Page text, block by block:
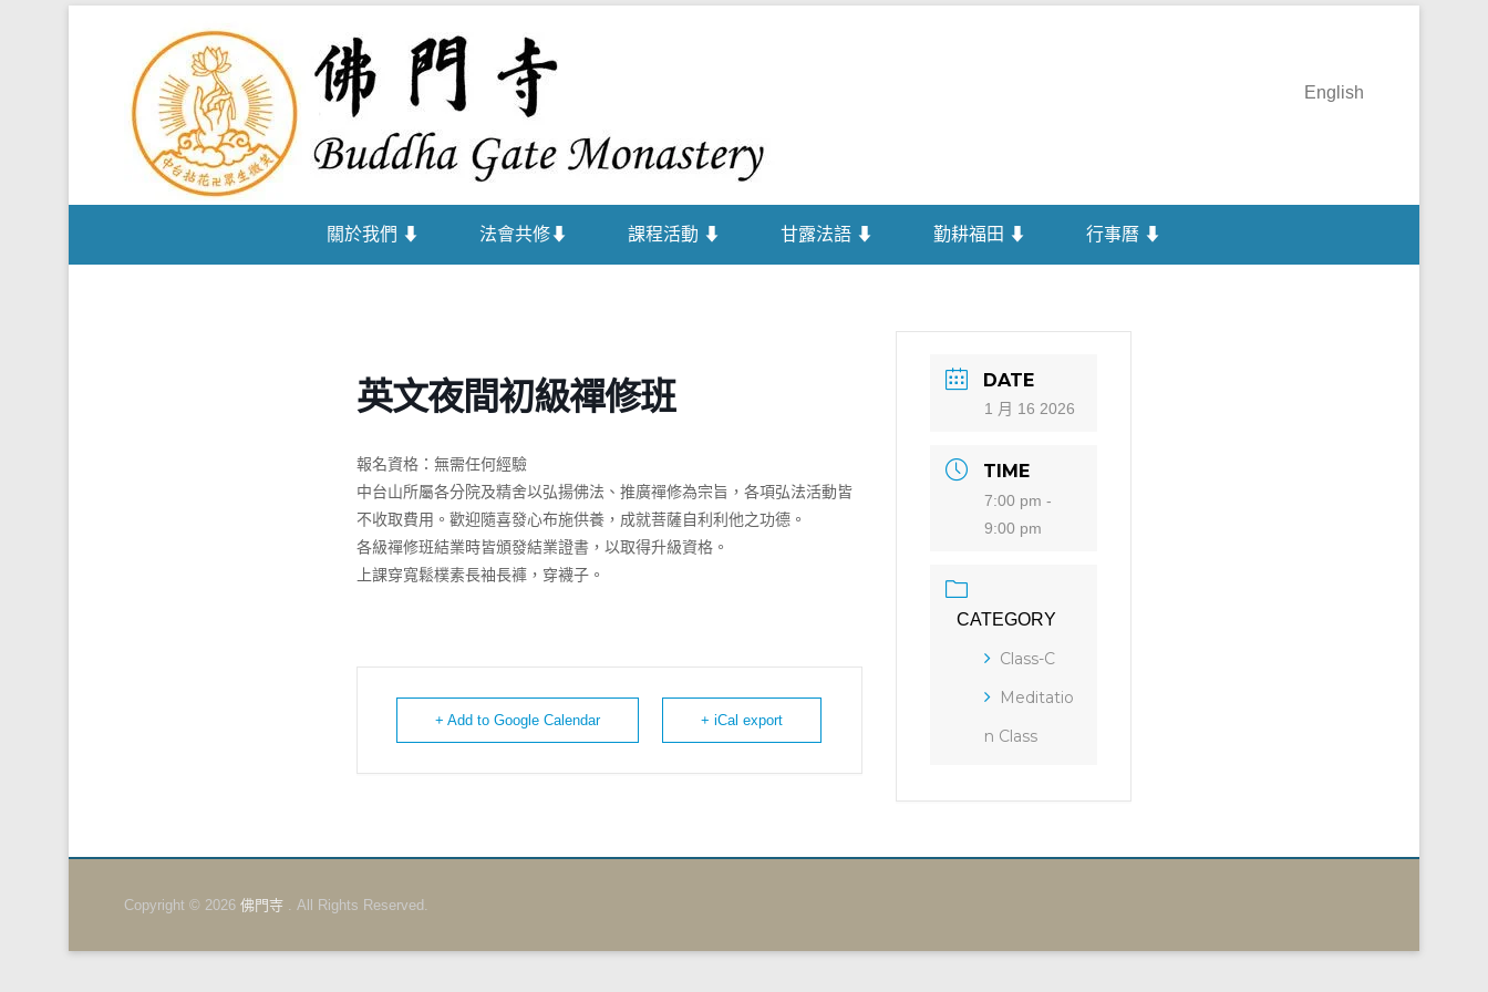
English
關於我們 ⬇ 法會共修⬇ 課程活動 ⬇ 甘露法語 ⬇ 勤耕福田 ⬇ 行事曆 ⬇
英文夜間初級禪修班
報名資格：無需任何經驗
中台⼭所屬各分院及精舍以弘揚佛法、推廣禪修為宗旨，各項弘法活動皆
不收取費⽤。歡迎隨喜發⼼布施供養，成就菩薩⾃利利他之功德。
各級禪修班結業時皆頒發結業證書，以取得升級資格。
上課穿寬鬆樸素長袖長褲，穿襪子。
+ Add to Google Calendar + iCal export
DATE
1 月 16 2026
TIME
7:00 pm -
9:00 pm
CATEGORY
Class-C
Meditatio
n Class
Copyright © 2026 佛門寺 . All Rights Reserved.